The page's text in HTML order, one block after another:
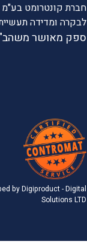
חברת קונטרומט
לבקרה ומדידה
ספק מאושר
by Digiproduct - Digital
Solutions LTD